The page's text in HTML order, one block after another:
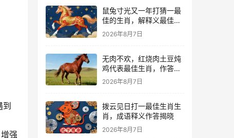
强
鼠兔寸光又一年打猜一最
佳的生肖，解释义最佳成
语解释!
2026年8月7日
无肉不欢，红烧肉土豆炖
鸡代表最佳生肖，作答词
语解释梳理
2026年8月7日
拨云见日打一最佳生肖生
肖，成语释义作答揭晓
2026年8月7日